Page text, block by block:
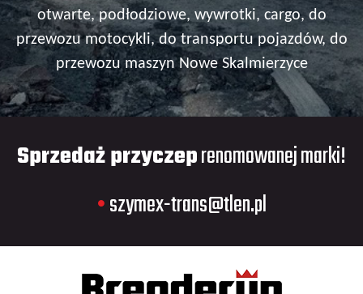
otwarte, podłodziowe, wywrotki, cargo, do
przewozu motocykli, do transportu pojazdów, do
przewozu maszyn Nowe Skalmierzyce
Sprzedaż przyczeprenomowanej marki!
•szymex-trans@tlen.pl